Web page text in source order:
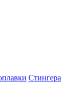
Стингера